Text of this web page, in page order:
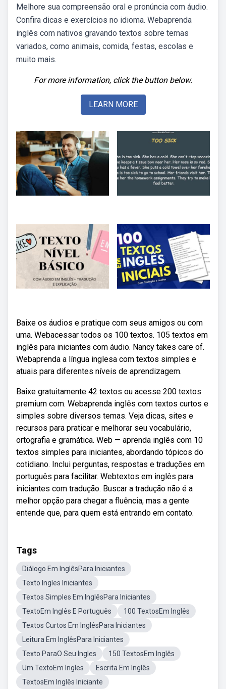
Melhore sua compreensão oral e pronúncia com áudio.
Confira dicas e exercícios no idioma. Webaprenda
inglês com nativos gravando textos sobre temas
variados, como animais, comida, festas, escolas e
muito mais.
For more information, click the button below.
LEARN MORE
Baixe os áudios e pratique com seus amigos ou com
uma. Webacessar todos os 100 textos. 105 textos em
inglês para iniciantes com áudio. Nancy takes care of.
Webaprenda a língua inglesa com textos simples e
atuais para diferentes níveis de aprendizagem.
Baixe gratuitamente 42 textos ou acesse 200 textos
premium com. Webaprenda inglês com textos curtos e
simples sobre diversos temas. Veja dicas, sites e
recursos para praticar e melhorar seu vocabulário,
ortografia e gramática. Web — aprenda inglês com 10
textos simples para iniciantes, abordando tópicos do
cotidiano. Inclui perguntas, respostas e traduções em
português para facilitar. Webtextos em inglês para
iniciantes com tradução. Buscar a tradução não é a
melhor opção para chegar a fluência, mas a gente
entende que, para quem está entrando em contato.
Tags
Diálogo Em InglêsPara Iniciantes
Texto Ingles Iniciantes
Textos Simples Em InglêsPara Iniciantes
TextoEm Inglês E Português
100 TextosEm Inglês
Textos Curtos Em InglêsPara Iniciantes
Leitura Em InglêsPara Iniciantes
Texto ParaO Seu Ingles
150 TextosEm Inglês
Um TextoEm Ingles
Escrita Em Inglês
TextosEm Inglês Iniciante